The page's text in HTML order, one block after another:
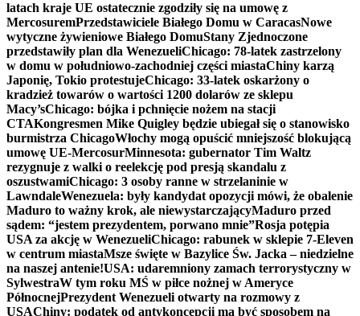
latach kraje UE ostatecznie zgodziły się na umowę z
MercosuremPrzedstawiciele Białego Domu w CaracasNowe
wytyczne żywieniowe Białego DomuStany Zjednoczone
przedstawiły plan dla WenezueliChicago: 78-latek zastrzelony
w domu w południowo-zachodniej części miastaChiny karzą
Japonię, Tokio protestujeChicago: 33-latek oskarżony o
kradzież towarów o wartości 1200 dolarów ze sklepu
Macy’sChicago: bójka i pchnięcie nożem na stacji
CTAKongresmen Mike Quigley będzie ubiegał się o stanowisko
burmistrza ChicagoWłochy mogą opuścić mniejszość blokującą
umowę UE-MercosurMinnesota: gubernator Tim Waltz
rezygnuje z walki o reelekcję pod presją skandalu z
oszustwamiChicago: 3 osoby ranne w strzelaninie w
LawndaleWenezuela: były kandydat opozycji mówi, że obalenie
Maduro to ważny krok, ale niewystarczającyMaduro przed
sądem: “jestem prezydentem, porwano mnie”Rosja potępia
USA za akcję w WenezueliChicago: rabunek w sklepie 7-Eleven
w centrum miastaMsze święte w Bazylice Św. Jacka – niedzielne
na naszej antenie!USA: udaremniony zamach terrorystyczny w
SylwestraW tym roku MŚ w piłce nożnej w Ameryce
PółnocnejPrezydent Wenezueli otwarty na rozmowy z
USAChiny: podatek od antykoncepcji ma być sposobem na